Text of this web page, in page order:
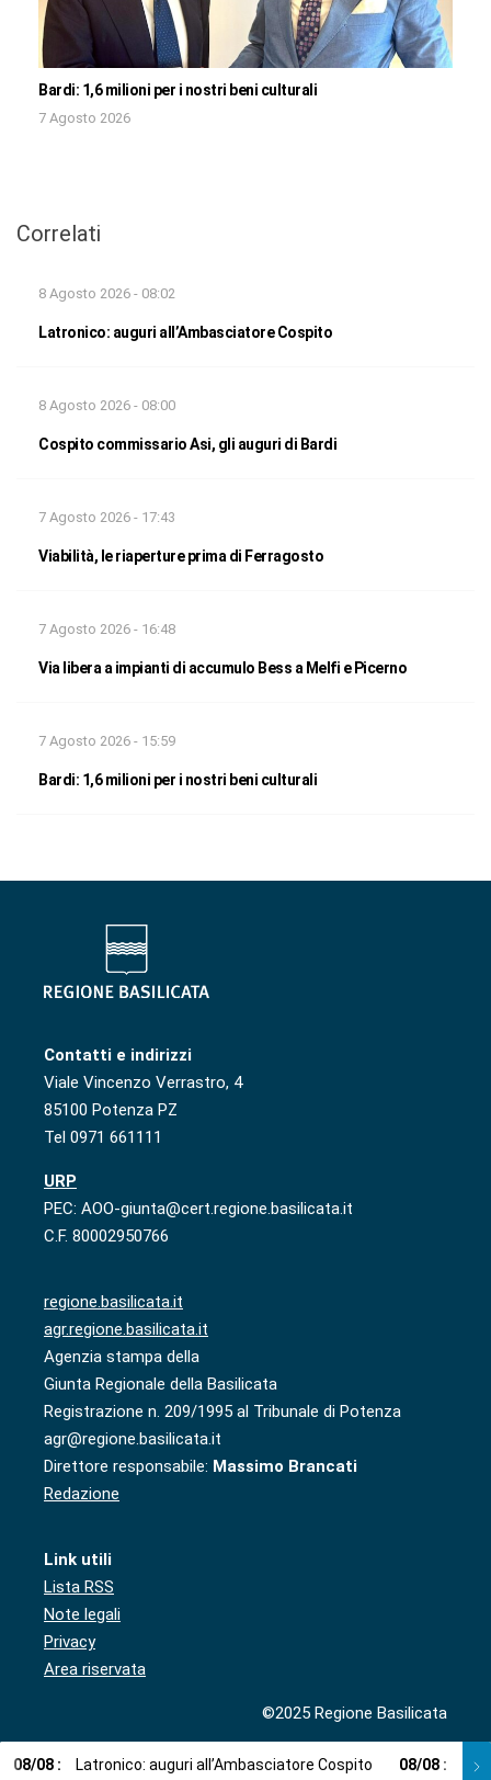
Bardi: 1,6 milioni per i nostri beni culturali
7 Agosto 2026
Correlati
8 Agosto 2026 - 08:02
Latronico: auguri all’Ambasciatore Cospito
8 Agosto 2026 - 08:00
Cospito commissario Asi, gli auguri di Bardi
7 Agosto 2026 - 17:43
Viabilità, le riaperture prima di Ferragosto
7 Agosto 2026 - 16:48
Via libera a impianti di accumulo Bess a Melfi e Picerno
7 Agosto 2026 - 15:59
Bardi: 1,6 milioni per i nostri beni culturali
Contatti e indirizzi
Viale Vincenzo Verrastro, 4
85100 Potenza PZ
Tel 0971 661111
URP
PEC: AOO-giunta@cert.regione.basilicata.it
C.F. 80002950766
regione.basilicata.it
agr.regione.basilicata.it
Agenzia stampa della
Giunta Regionale della Basilicata
Registrazione n. 209/1995 al Tribunale di Potenza
agr@regione.basilicata.it
Direttore responsabile: Massimo Brancati
Redazione
Link utili
Lista RSS
Note legali
Privacy
Area riservata
©2025 Regione Basilicata
08/08 : Latronico: auguri all’Ambasciatore Cospito 08/08 :